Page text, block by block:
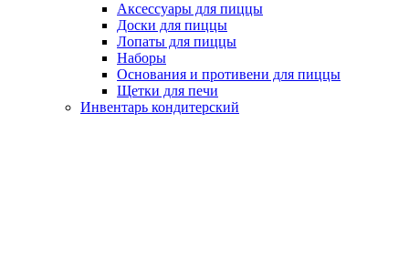
Аксессуары для пиццы
Доски для пиццы
Лопаты для пиццы
Наборы
Основания и противени для пиццы
Щетки для печи
Инвентарь кондитерский